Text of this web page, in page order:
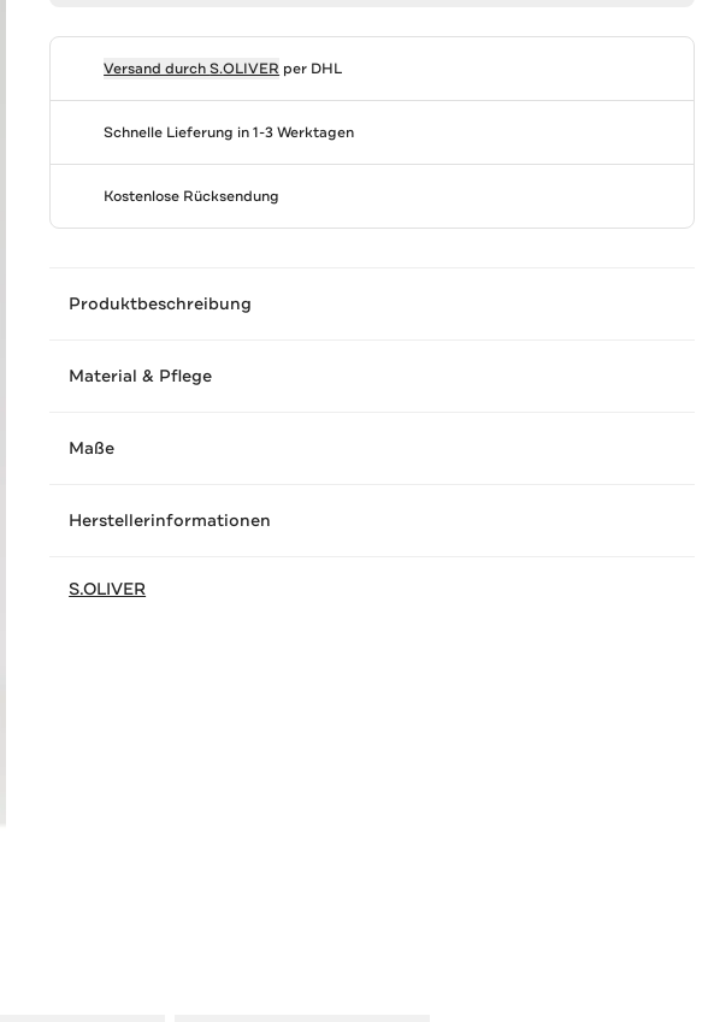
Versand durchS.OLIVER per DHL
Schnelle Lieferung in 1-3 Werktagen
Kostenlose Rücksendung
Produktbeschreibung
Material & Pflege
Maße
Herstellerinformationen
S.OLIVER